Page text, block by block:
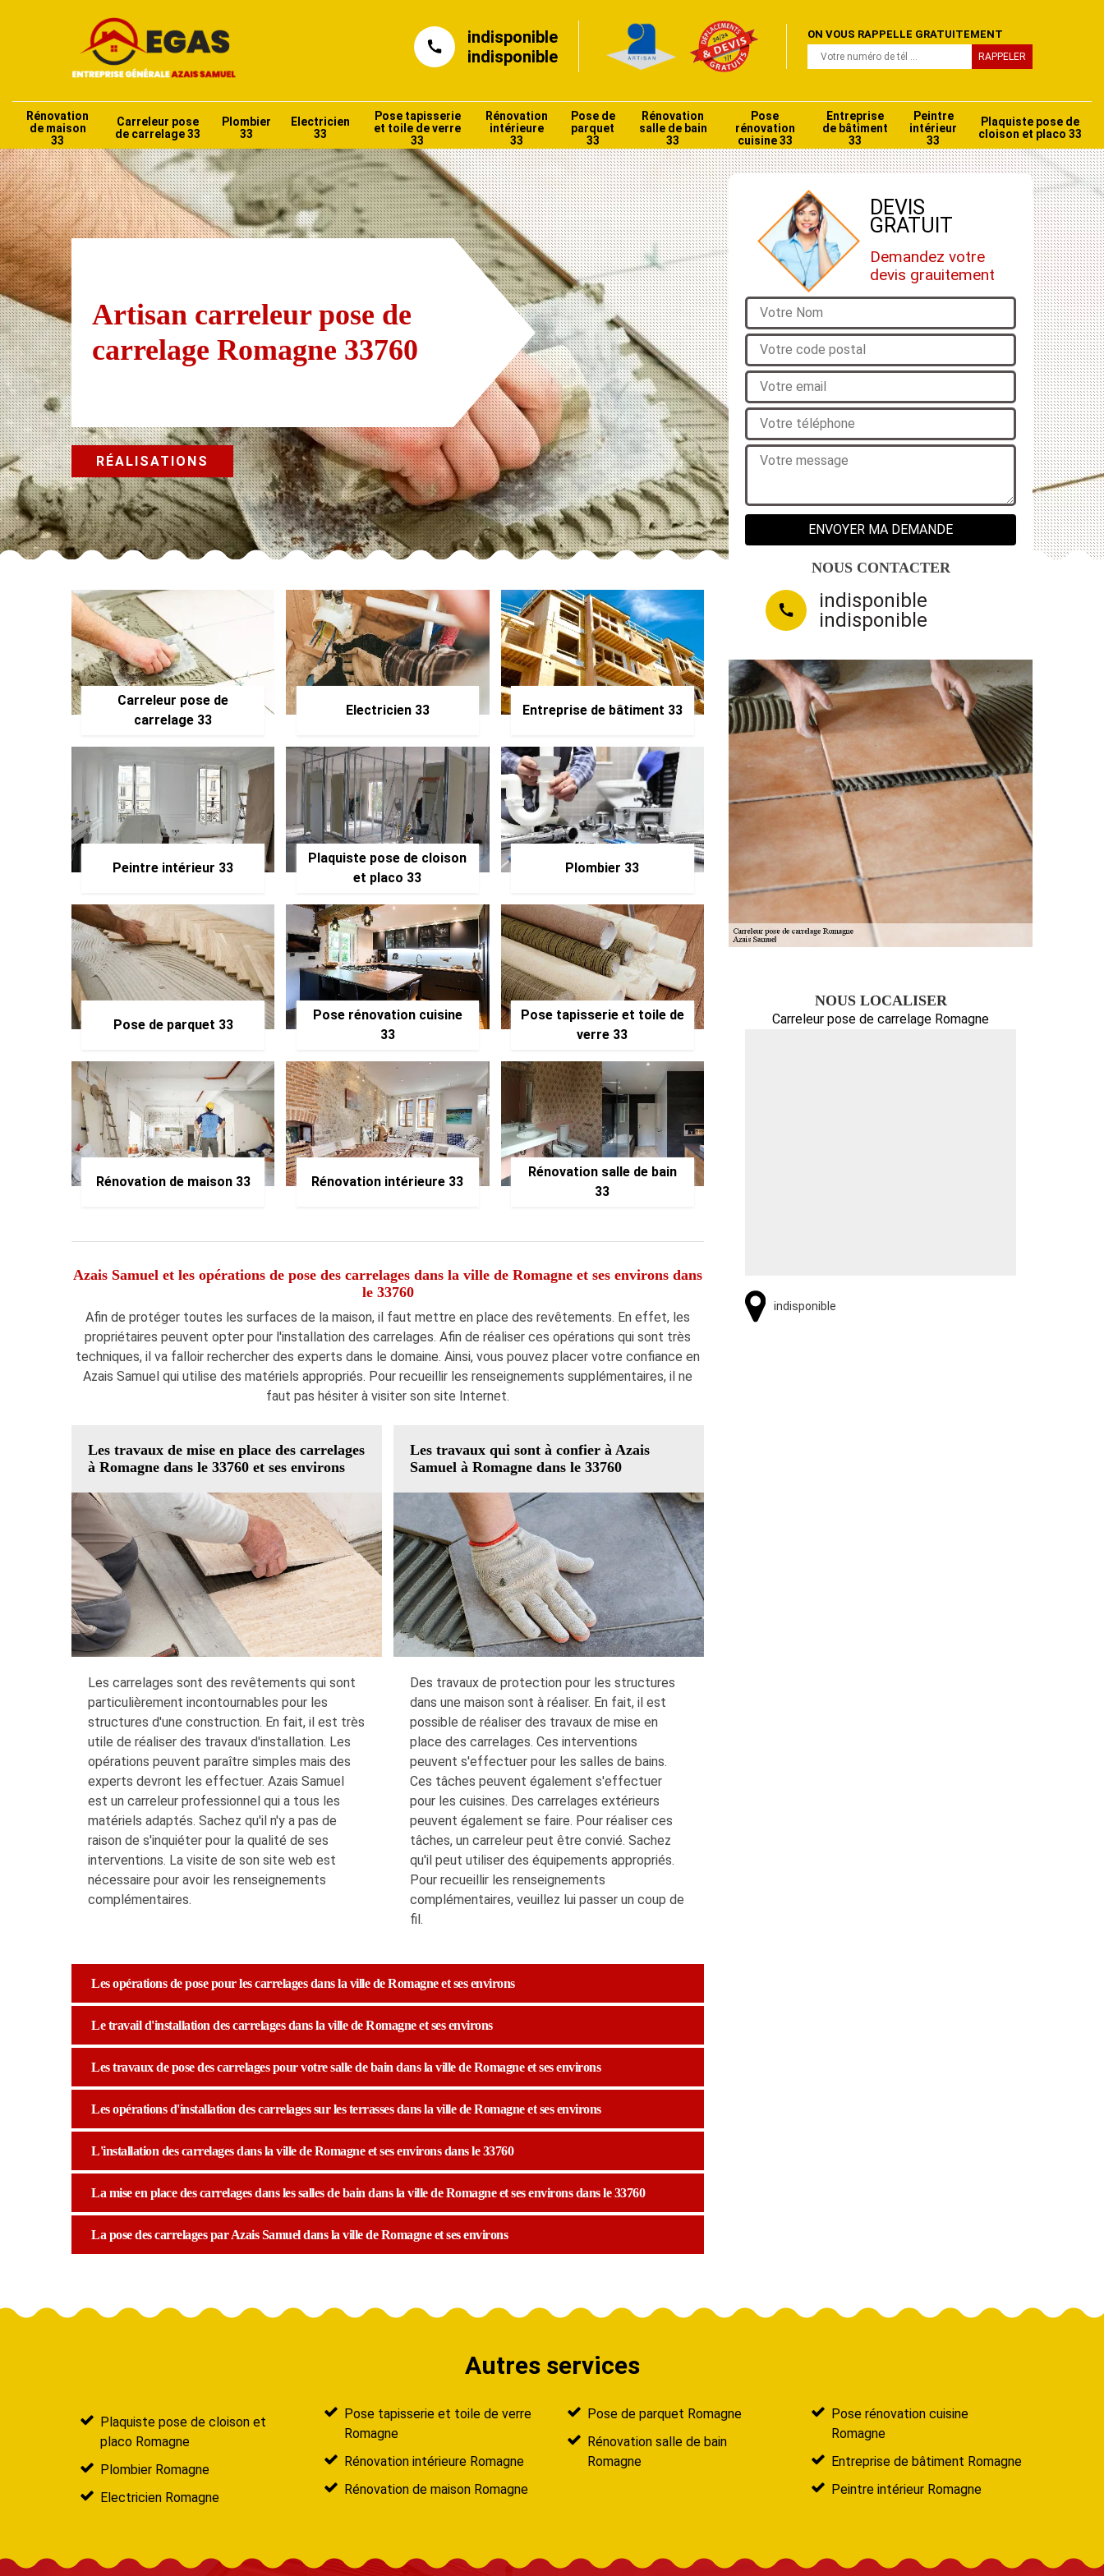
indisponible
indisponible
ON VOUS RAPPELLE GRATUITEMENT
Rénovation
de maison
33
Carreleur pose
de carrelage 33
Plombier
33
Electricien
33
Pose tapisserie
et toile de verre
33
Rénovation
intérieure
33
Pose de
parquet
33
Rénovation
salle de bain
33
Pose
rénovation
cuisine 33
Entreprise
de bâtiment
33
Peintre
intérieur
33
Plaquiste pose de
cloison et placo 33
Artisan carreleur pose de
carrelage Romagne 33760
RÉALISATIONS
Carreleur pose de
carrelage 33
Electricien 33 Entreprise de bâtiment 33
Peintre intérieur 33
Plaquiste pose de cloison
et placo 33
Plombier 33
Pose de parquet 33
Pose rénovation cuisine
33
Pose tapisserie et toile de
verre 33
Rénovation de maison 33 Rénovation intérieure 33
Rénovation salle de bain
33
Azais Samuel et les opérations de pose des carrelages dans la ville de Romagne et ses environs dans
le 33760
Afin de protéger toutes les surfaces de la maison, il faut mettre en place des revêtements. En effet, les
propriétaires peuvent opter pour l'installation des carrelages. Afin de réaliser ces opérations qui sont très
techniques, il va falloir rechercher des experts dans le domaine. Ainsi, vous pouvez placer votre confiance en
Azais Samuel qui utilise des matériels appropriés. Pour recueillir les renseignements supplémentaires, il ne
faut pas hésiter à visiter son site Internet.
Les travaux de mise en place des carrelages
à Romagne dans le 33760 et ses environs
Les carrelages sont des revêtements qui sont
particulièrement incontournables pour les
structures d'une construction. En fait, il est très
utile de réaliser des travaux d'installation. Les
opérations peuvent paraître simples mais des
experts devront les effectuer. Azais Samuel
est un carreleur professionnel qui a tous les
matériels adaptés. Sachez qu'il n'y a pas de
raison de s'inquiéter pour la qualité de ses
interventions. La visite de son site web est
nécessaire pour avoir les renseignements
complémentaires.
Les travaux qui sont à confier à Azais
Samuel à Romagne dans le 33760
Des travaux de protection pour les structures
dans une maison sont à réaliser. En fait, il est
possible de réaliser des travaux de mise en
place des carrelages. Ces interventions
peuvent s'effectuer pour les salles de bains.
Ces tâches peuvent également s'effectuer
pour les cuisines. Des carrelages extérieurs
peuvent également se faire. Pour réaliser ces
tâches, un carreleur peut être convié. Sachez
qu'il peut utiliser des équipements appropriés.
Pour recueillir les renseignements
complémentaires, veuillez lui passer un coup de
fil.
Les opérations de pose pour les carrelages dans la ville de Romagne et ses environs
Le travail d'installation des carrelages dans la ville de Romagne et ses environs
Les travaux de pose des carrelages pour votre salle de bain dans la ville de Romagne et ses environs
Les opérations d'installation des carrelages sur les terrasses dans la ville de Romagne et ses environs
L'installation des carrelages dans la ville de Romagne et ses environs dans le 33760
La mise en place des carrelages dans les salles de bain dans la ville de Romagne et ses environs dans le 33760
La pose des carrelages par Azais Samuel dans la ville de Romagne et ses environs
DEVIS
GRATUIT
Demandez votre
devis grauitement
NOUS CONTACTER
indisponible
indisponible
NOUS LOCALISER
Carreleur pose de carrelage Romagne
indisponible
Autres services
Plaquiste pose de cloison et
placo Romagne
Plombier Romagne
Electricien Romagne
Pose tapisserie et toile de verre
Romagne
Rénovation intérieure Romagne
Rénovation de maison Romagne
Pose de parquet Romagne
Rénovation salle de bain
Romagne
Pose rénovation cuisine
Romagne
Entreprise de bâtiment Romagne
Peintre intérieur Romagne